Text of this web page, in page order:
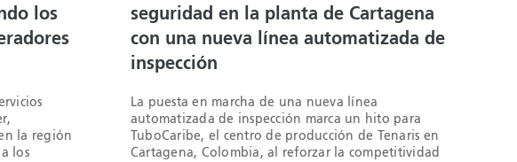
los
la región
los
seguridad en la planta de Cartagena
con una nueva línea automatizada de
inspección
La puesta en marcha de una nueva línea
automatizada de inspección marca un hito para
TuboCaribe, el centro de producción de Tenaris en
Cartagena, Colombia, al reforzar la competitividad